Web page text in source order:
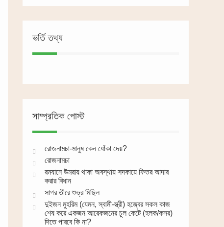
ভর্তি তথ্য
সাম্প্রতিক পোস্ট
রোজনামচা-মানুষ কেন ধোঁকা দেয়?
রোজনামচা
রমযানে উমরায় থাকা অবস্থায় সদকায়ে ফিতর আদার
করার বিধান
সাগর তীরে শুভ্র মিছিল
দুইজন মুহরিম (যেমন, স্বামী-স্ত্রী) হজ্বের সকল কাজ
শেষ করে একজন আরেকজনের চুল কেটে (হলক/কসর)
দিতে পারবে কি না?